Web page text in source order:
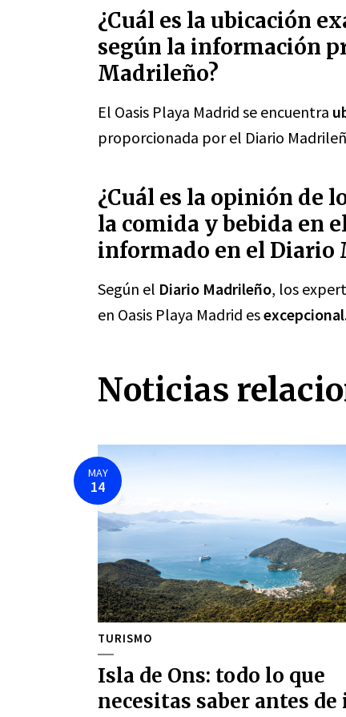
¿Cuál es la ubicación
según la información
Madrileño?
El Oasis Playa Madrid se encuentra
proporcionada por el Diario
¿Cuál es la opinión de
la comida y bebida en
informado en el Diario
Según el Diario Madrileño, los
en Oasis Playa Madrid esexcepcional
Noticias
MAY
14
TURISMO
Isla de Ons: todo lo que
necesitas saber antes de